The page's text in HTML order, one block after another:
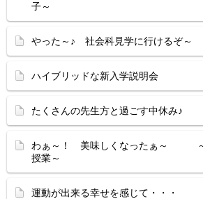
子～
やった～♪ 社会科見学に行けるぞ～
ハイブリッドな新入学説明会
たくさんの先生方と過ごす中休み♪
わぁ～！ 美味しくなったぁ～ ～
授業～
運動が出来る幸せを感じて・・・